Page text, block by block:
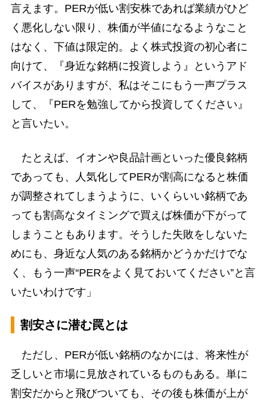
言えます。PERが低い割安株であれば業績がひど
く悪化しない限り、株価が半値になるようなこと
はなく、下値は限定的。よく株式投資の初心者に
向けて、『身近な銘柄に投資しよう』というアド
バイスがありますが、私はそこにもう一声プラス
して、『PERを勉強してから投資してください』
と言いたい。
たとえば、イオンや良品計画といった優良銘柄
であっても、人気化してPERが割高になると株価
が調整されてしまうように、いくらいい銘柄であ
っても割高なタイミングで買えば株価が下がって
しまうこともあります。そうした失敗をしないた
めにも、身近な人気のある銘柄かどうかだけでな
く、もう一声“PERをよく見ておいてください”と言
いたいわけです」
割安さに潜む罠とは
ただし、PERが低い銘柄のなかには、将来性が
乏しいと市場に見放されているものもある。単に
割安だからと飛びついても、その後も株価が上が